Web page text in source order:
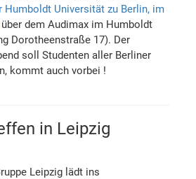
Humboldt Universität zu Berlin, im
über dem Audimax im Humboldt
Dorotheenstraße 17). Der
soll Studenten aller Berliner
kommt auch vorbei !
in Leipzig
Leipzig lädt ins